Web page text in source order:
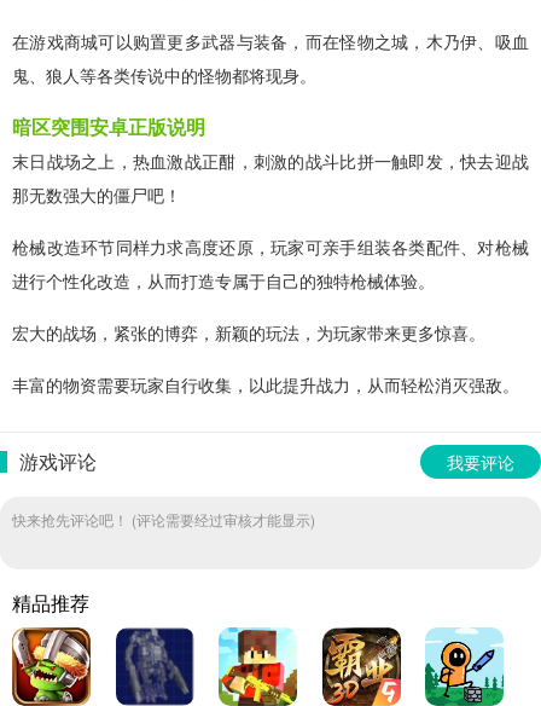
在游戏商城可以购置更多武器与装备，而在怪物之城，木乃伊、吸血
鬼、狼人等各类传说中的怪物都将现身。
暗区突围安卓正版说明
末日战场之上，热血激战正酣，刺激的战斗比拼一触即发，快去迎战
那无数强大的僵尸吧！
枪械改造环节同样力求高度还原，玩家可亲手组装各类配件、对枪械
进行个性化改造，从而打造专属于自己的独特枪械体验。
宏大的战场，紧张的博弈，新颖的玩法，为玩家带来更多惊喜。
丰富的物资需要玩家自行收集，以此提升战力，从而轻松消灭强敌。
游戏评论 我要评论
快来抢先评论吧！ (评论需要经过审核才能显示)
精品推荐